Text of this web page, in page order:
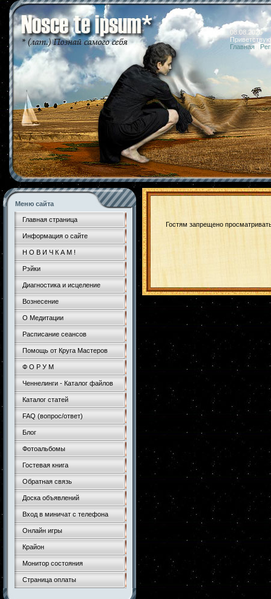
08.08.2026
Главная
Меню сайта
Главная страница
Информация о сайте
Н О В И Ч К А М !
Рэйки
Диагностика и исцеление
Вознесение
О Медитации
Расписание сеансов
Помощь от Круга Мастеров
Ф О Р У М
Ченнелинги - Каталог файлов
Каталог статей
FAQ (вопрос/ответ)
Блог
Фотоальбомы
Гостевая книга
Обратная связь
Доска объявлений
Вход в миничат с телефона
Онлайн игры
Крайон
Монитор состояния
Страница оплаты
Гостям запрещено